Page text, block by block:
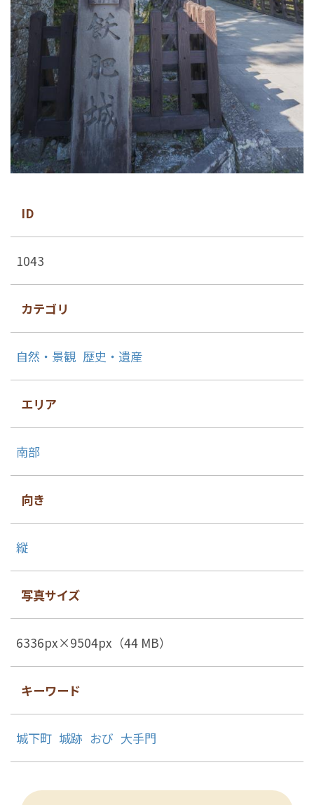
ID
1043
カテゴリ
自然・景観 歴史・遺産
エリア
南部
向き
縦
写真サイズ
6336px×9504px（44 MB）
キーワード
城下町 城跡 おび 大手門